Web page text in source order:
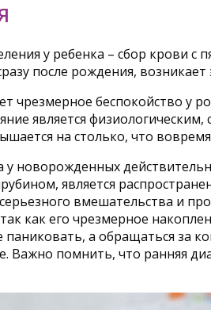
у ребенка – сбор крови
после рождения,
беспокойство у
является
на столько, что
новорожденных
является
вмешательства и
как его чрезмерное
а обращаться за
Важно помнить, что ранняя